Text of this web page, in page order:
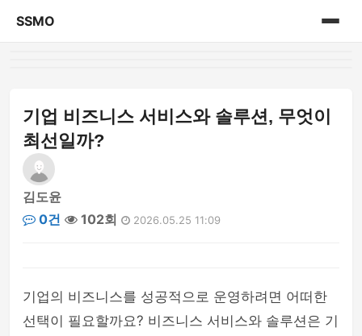
SSMO
기업 비즈니스 서비스와 솔루션, 무엇이
최선일까?
김도윤
0건
102회 2026.05.25 11:09
기업의 비즈니스를 성공적으로 운영하려면 어떠한
선택이 필요할까요? 비즈니스 서비스와 솔루션은 기